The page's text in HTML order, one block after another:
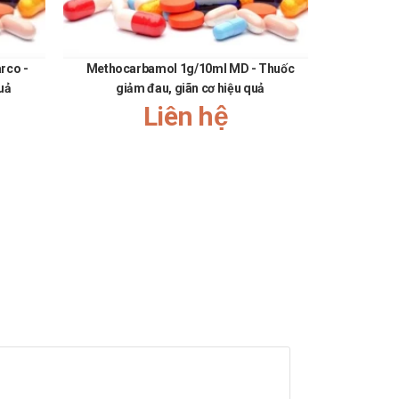
của dược sĩ, bác sĩ khi muốn dùng đồng thời với các
-
Methocarbamol 1g/10ml MD - Thuốc
giảm đau, giãn cơ hiệu quả
Liên hệ